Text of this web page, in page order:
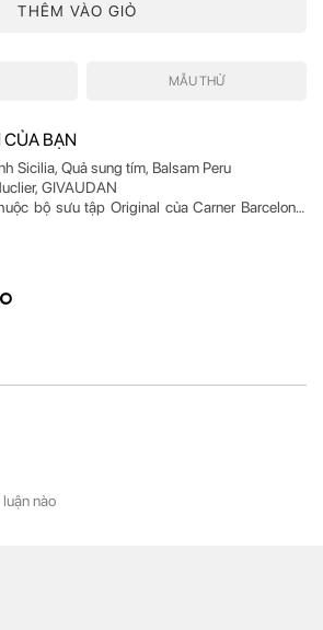
THÊM VÀO GIỎ
MẪU THỬ
CỦA BẠN
bộ sưu tập Original của Carner Barcelona.
nhân lịch sử kiêu hùng của thành phố
từ góc ban công nhỏ xinh cùng với các cửa
nào